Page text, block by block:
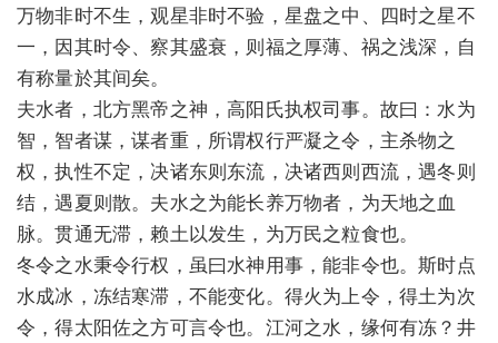
万物非时不生，观星非时不验，星盘之中、四时之星不
一，因其时令、察其盛衰，则福之厚薄、祸之浅深，自
有称量於其间矣。
夫水者，北方黑帝之神，高阳氏执权司事。故曰：水为
智，智者谋，谋者重，所谓权行严凝之令，主杀物之
权，执性不定，决诸东则东流，决诸西则西流，遇冬则
结，遇夏则散。夫水之为能长养万物者，为天地之血
脉。贯通无滞，赖土以发生，为万民之粒食也。
冬令之水秉令行权，虽曰水神用事，能非令也。斯时点
水成冰，冻结寒滞，不能变化。得火为上令，得土为次
令，得太阳佐之方可言令也。江河之水，缘何有冻？井